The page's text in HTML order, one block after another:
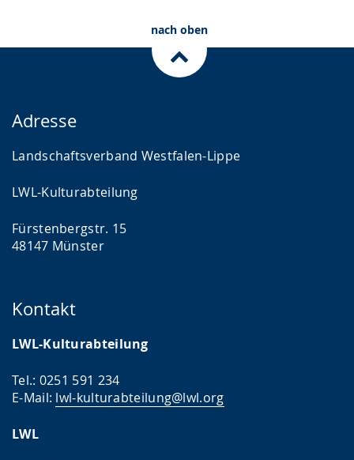
nach oben
Adresse
Landschaftsverband Westfalen-Lippe
LWL-Kulturabteilung
Fürstenbergstr. 15
48147 Münster
Kontakt
LWL-Kulturabteilung
Tel.: 0251 591 234
E-Mail: lwl-kulturabteilung@lwl.org
LWL